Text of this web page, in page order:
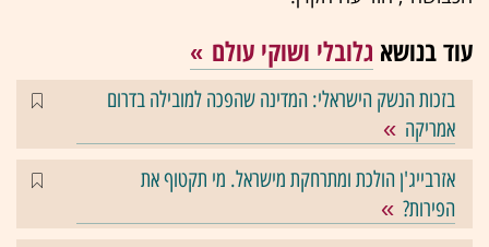
עוד בנושא גלובלי ושוקי עולם
בזכות הנשק הישראלי: המדינה שהפכה למובילה בדרום
אמריקה
אזרבייג'ן הולכת ומתרחקת מישראל. מי תקטוף את
הפירות?